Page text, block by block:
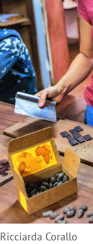
Ricciarda Corallo